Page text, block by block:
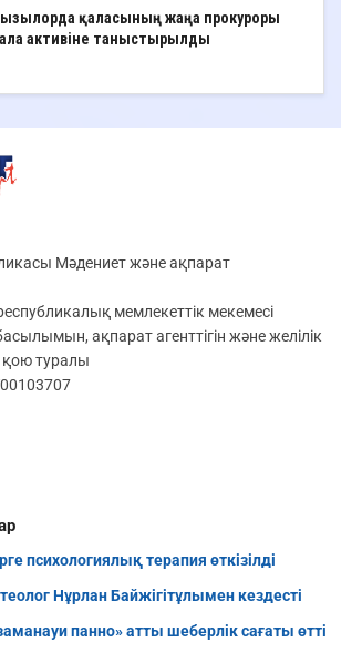
қаласының жаңа прокуроры
активіне таныстырылды
Мәдениет және ақпарат
мемлекеттік мекемесі
ақпарат агенттігін және желілік
туралы
психологиялық терапия өткізілді
теолог Нұрлан Байжігітұлымен кездесті
панно» атты шеберлік сағаты өтті